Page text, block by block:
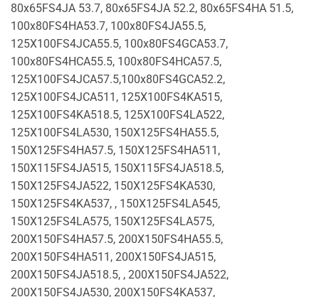
80x65FS4JA 53.7, 80x65FS4JA 52.2, 80x65FS4HA 51.5,
100x80FS4HA53.7, 100x80FS4JA55.5,
125X100FS4JCA55.5, 100x80FS4GCA53.7,
100x80FS4HCA55.5, 100x80FS4HCA57.5,
125X100FS4JCA57.5,100x80FS4GCA52.2,
125X100FS4JCA511, 125X100FS4KA515,
125X100FS4KA518.5, 125X100FS4LA522,
125X100FS4LA530, 150X125FS4HA55.5,
150X125FS4HA57.5, 150X125FS4HA511,
150X115FS4JA515, 150X115FS4JA518.5,
150X125FS4JA522, 150X125FS4KA530,
150X125FS4KA537, , 150X125FS4LA545,
150X125FS4LA575, 150X125FS4LA575,
200X150FS4HA57.5, 200X150FS4HA55.5,
200X150FS4HA511, 200X150FS4JA515,
200X150FS4JA518.5, , 200X150FS4JA522,
200X150FS4JA530, 200X150FS4KA537,